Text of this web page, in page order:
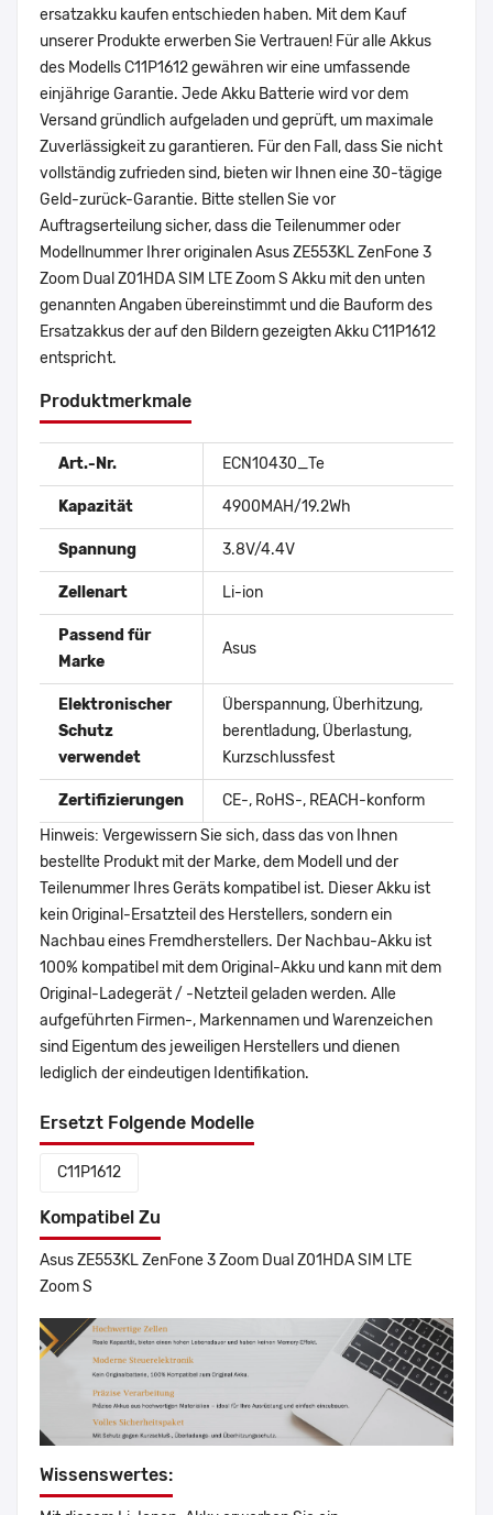
ersatzakku kaufen entschieden haben. Mit dem Kauf
unserer Produkte erwerben Sie Vertrauen! Für alle Akkus
des Modells C11P1612 gewähren wir eine umfassende
einjährige Garantie. Jede Akku Batterie wird vor dem
Versand gründlich aufgeladen und geprüft, um maximale
Zuverlässigkeit zu garantieren. Für den Fall, dass Sie nicht
vollständig zufrieden sind, bieten wir Ihnen eine 30-tägige
Geld-zurück-Garantie. Bitte stellen Sie vor
Auftragserteilung sicher, dass die Teilenummer oder
Modellnummer Ihrer originalen Asus ZE553KL ZenFone 3
Zoom Dual Z01HDA SIM LTE Zoom S Akku mit den unten
genannten Angaben übereinstimmt und die Bauform des
Ersatzakkus der auf den Bildern gezeigten Akku C11P1612
entspricht.
Produktmerkmale
Art.-Nr. ECN10430_Te
Kapazität 4900MAH/19.2Wh
Spannung 3.8V/4.4V
Zellenart Li-ion
Passend für
Marke
Asus
Elektronischer
Schutz
verwendet
Überspannung, Überhitzung,
berentladung, Überlastung,
Kurzschlussfest
Zertifizierungen
CE-, RoHS-, REACH-konform
Hinweis: Vergewissern Sie sich, dass das von Ihnen
bestellte Produkt mit der Marke, dem Modell und der
Teilenummer Ihres Geräts kompatibel ist. Dieser Akku ist
kein Original-Ersatzteil des Herstellers, sondern ein
Nachbau eines Fremdherstellers. Der Nachbau-Akku ist
100% kompatibel mit dem Original-Akku und kann mit dem
Original-Ladegerät / -Netzteil geladen werden. Alle
aufgeführten Firmen-, Markennamen und Warenzeichen
sind Eigentum des jeweiligen Herstellers und dienen
lediglich der eindeutigen Identifikation.
Ersetzt Folgende Modelle
C11P1612
Kompatibel Zu
Asus ZE553KL ZenFone 3 Zoom Dual Z01HDA SIM LTE
Zoom S
Wissenswertes: